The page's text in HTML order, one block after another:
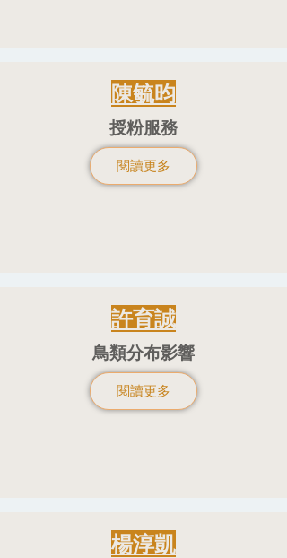
陳毓昀
​授粉服務
閱讀更多
許育誠
鳥類分布影響
閱讀更多
楊淳凱